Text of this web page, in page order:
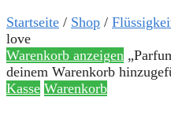
Startseite / Shop /
love
Warenkorb anzeigen
deinem Warenkorb
Kasse Warenkorb